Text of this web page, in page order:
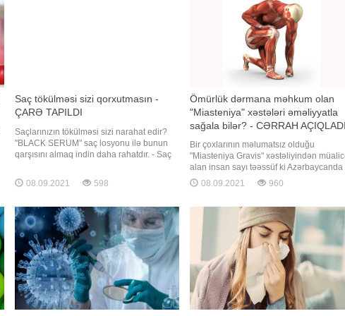
Saç tökülməsi sizi qorxutmasın -
ÇARƏ TAPILDI
Saçlarınızın tökülməsi sizi narahat edir?
"BLACK SERUM" saç losyonu ilə bunun
qarşısını almaq indin daha rahatdır. - Saç
əmələ gətirir. - Saçlar daha tez uzanır. -
Saçda kəpəyin qarşısını alır. - Saç yağlığını
08.09.2021 598
Ömürlük dərmana məhkum olan
"Miasteniya" xəstələri əməliyyatla
sağala bilər? - CƏRRAH
Bir çoxlarının məlumatsız olduğu
"Miasteniya Gravis" xəstəliyindən
alan insan sayı təəssüf ki Azərbaycanda
da az deyil. Lakin bu xəstəlik haqqında
eşitmədikləri üçün artıq miasteniyanın
edirlər. Bəs bu xəstəliyin simptomları
nədir? Onun barəsi
08.09.2021 960